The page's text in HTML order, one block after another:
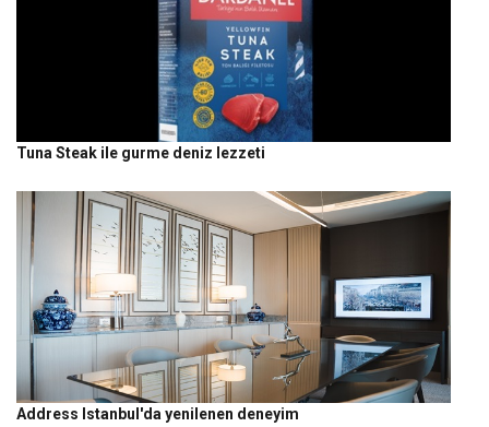
Tuna Steak ile gurme deniz lezzeti
Address Istanbul'da yenilenen deneyim